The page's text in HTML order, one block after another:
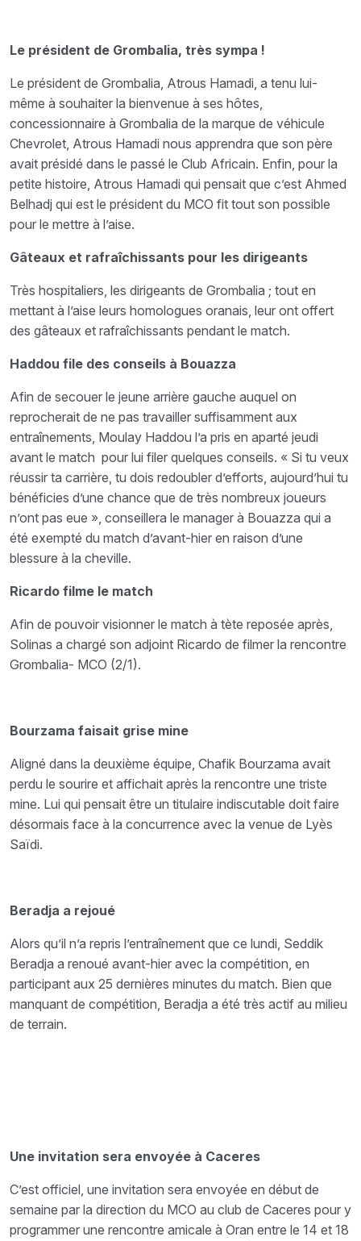
Le président de Grombalia, très sympa !
Le président de Grombalia, Atrous Hamadi, a tenu lui-
même à souhaiter la bienvenue à ses hôtes,
concessionnaire à Grombalia de la marque de véhicule
Chevrolet, Atrous Hamadi nous apprendra que son père
avait présidé dans le passé le Club Africain. Enfin, pour la
petite histoire, Atrous Hamadi qui pensait que c’est Ahmed
Belhadj qui est le président du MCO fit tout son possible
pour le mettre à l’aise.
Gâteaux et rafraîchissants pour les dirigeants
Très hospitaliers, les dirigeants de Grombalia ; tout en
mettant à l’aise leurs homologues oranais, leur ont offert
des gâteaux et rafraîchissants pendant le match.
Haddou file des conseils à Bouazza
Afin de secouer le jeune arrière gauche auquel on
reprocherait de ne pas travailler suffisamment aux
entraînements, Moulay Haddou l’a pris en aparté jeudi
avant le match pour lui filer quelques conseils. « Si tu veux
réussir ta carrière, tu dois redoubler d’efforts, aujourd’hui tu
bénéficies d’une chance que de très nombreux joueurs
n’ont pas eue », conseillera le manager à Bouazza qui a
été exempté du match d’avant-hier en raison d’une
blessure à la cheville.
Ricardo filme le match
Afin de pouvoir visionner le match à tète reposée après,
Solinas a chargé son adjoint Ricardo de filmer la rencontre
Grombalia- MCO (2/1).
Bourzama faisait grise mine
Aligné dans la deuxième équipe, Chafik Bourzama avait
perdu le sourire et affichait après la rencontre une triste
mine. Lui qui pensait être un titulaire indiscutable doit faire
désormais face à la concurrence avec la venue de Lyès
Saïdi.
Beradja a rejoué
Alors qu’il n’a repris l’entraînement que ce lundi, Seddik
Beradja a renoué avant-hier avec la compétition, en
participant aux 25 dernières minutes du match. Bien que
manquant de compétition, Beradja a été très actif au milieu
de terrain.
Une invitation sera envoyée à Caceres
C’est officiel, une invitation sera envoyée en début de
semaine par la direction du MCO au club de Caceres pour y
programmer une rencontre amicale à Oran entre le 14 et 18